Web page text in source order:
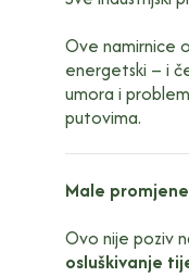
Ove namirnice
energetski – i
umora i
putovima.
Male
Ovo nije poziv
osluškivanje